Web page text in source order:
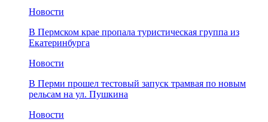
Новости
​В Пермском крае пропала туристическая группа из
Екатеринбурга
Новости
В Перми прошел тестовый запуск трамвая по новым
рельсам на ул. Пушкина
Новости